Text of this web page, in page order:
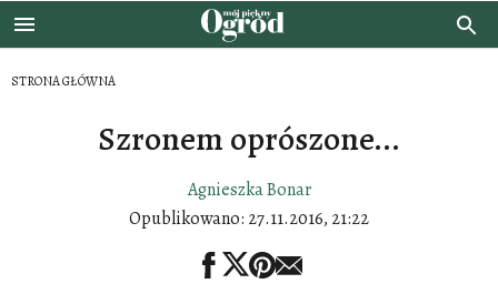
STRONA GŁÓWNA
Szronem oprószone...
Agnieszka Bonar
Opublikowano: 27.11.2016, 21:22